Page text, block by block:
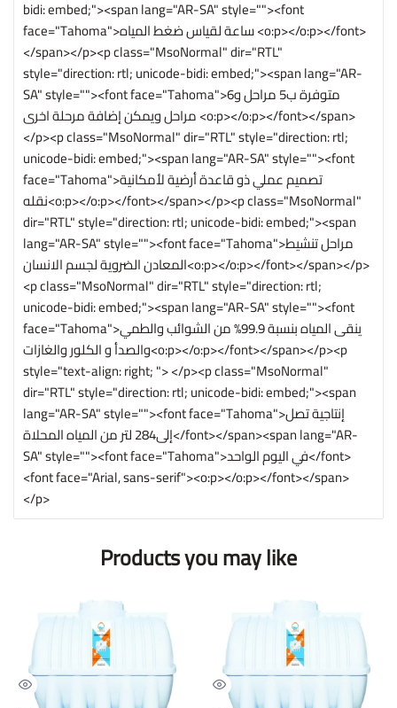
bidi: embed;"><span lang="AR-SA" style=""><font
face="Tahoma">ساعة لقياس ضغط المياه <o:p></o:p></font>
</span></p><p class="MsoNormal" dir="RTL"
style="direction: rtl; unicode-bidi: embed;"><span lang="AR-
SA" style=""><font face="Tahoma">متوفرة ب5 مراحل و6
مراحل ويمكن إضافة مرحلة اخرى <o:p></o:p></font></span>
</p><p class="MsoNormal" dir="RTL" style="direction: rtl;
unicode-bidi: embed;"><span lang="AR-SA" style=""><font
face="Tahoma">تصميم عملي ذو قاعدة أرضية لأمكانية
نقله<o:p></o:p></font></span></p><p class="MsoNormal"
dir="RTL" style="direction: rtl; unicode-bidi: embed;"><span
lang="AR-SA" style=""><font face="Tahoma">مراحل تنشيط
المعادن الضروية لجسم الانسان<o:p></o:p></font></span></p>
<p class="MsoNormal" dir="RTL" style="direction: rtl;
unicode-bidi: embed;"><span lang="AR-SA" style=""><font
face="Tahoma">ينقى المياه بنسبة 99.9% من الشوائب والطمي
والصدأ و الكلور والغازات<o:p></o:p></font></span></p><p
style="text-align: right; "> </p><p class="MsoNormal"
dir="RTL" style="direction: rtl; unicode-bidi: embed;"><span
lang="AR-SA" style=""><font face="Tahoma">إنتاجية تصل
إلى284 لتر من المياه المحلاة</font></span><span lang="AR-
SA" style=""><font face="Tahoma">في اليوم الواحد</font>
<font face="Arial, sans-serif"><o:p></o:p></font></span>
</p>
Products you may like